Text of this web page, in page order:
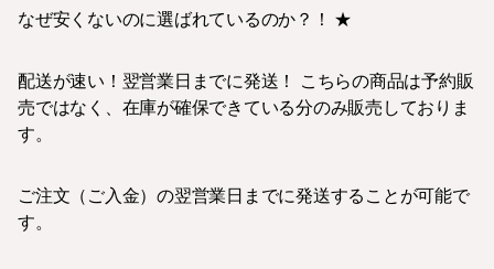
なぜ安くないのに選ばれているのか？！ ★
配送が速い！翌営業日までに発送！ こちらの商品は予約販
売ではなく、在庫が確保できている分のみ販売しておりま
す。
ご注文（ご入金）の翌営業日までに発送することが可能で
す。